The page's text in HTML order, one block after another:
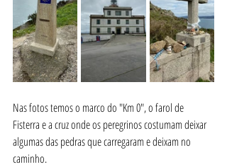
Nas fotos temos o marco do "Km 0", o farol de
Fisterra e a cruz onde os peregrinos costumam deixar
algumas das pedras que carregaram e deixam no
caminho.